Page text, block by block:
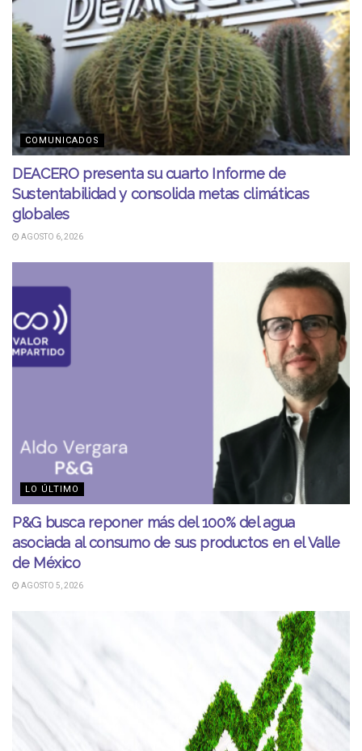
COMUNICADOS
DEACERO presenta su cuarto Informe de
Sustentabilidad y consolida metas climáticas
globales
AGOSTO 6, 2026
LO ÚLTIMO
P&G busca reponer más del 100% del agua
asociada al consumo de sus productos en el Valle
de México
AGOSTO 5, 2026